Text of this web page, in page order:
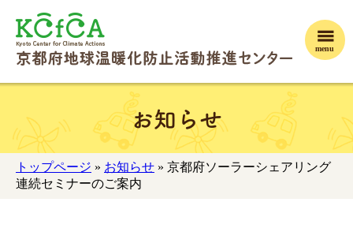
menu
お知らせ
トップページ » お知らせ » 京都府ソーラーシェアリング
連続セミナーのご案内